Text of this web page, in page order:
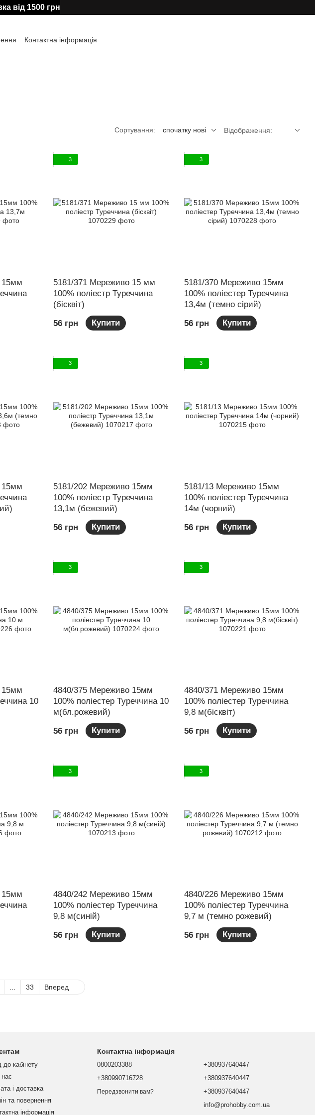
від 1500 грн
Контактна інформація
Сортування: спочатку нові Відображення:
15мм
3
5181/371 Мереживо 15 мм
100% поліестр Туреччина
(бісквіт)
56 грн
Купити
3
5181/370 Мереживо 15мм
100% поліестер Туреччина
13,4м (темно сірий)
56 грн
Купити
15мм
3
5181/202 Мереживо 15мм
100% поліестр Туреччина
13,1м (бежевий)
56 грн
Купити
3
5181/13 Мереживо 15мм
100% поліестер Туреччина
14м (чорний)
56 грн
Купити
15мм
10
3
4840/375 Мереживо 15мм
100% поліестер Туреччина 10
м(бл.рожевий)
56 грн
Купити
3
4840/371 Мереживо 15мм
100% поліестер Туреччина
9,8 м(бісквіт)
56 грн
Купити
15мм
3
4840/242 Мереживо 15мм
100% поліестер Туреччина
9,8 м(синій)
56 грн
Купити
3
4840/226 Мереживо 15мм
100% поліестер Туреччина
9,7 м (темно рожевий)
56 грн
Купити
33 Вперед
до кабінету
і доставка
та повернення
інформація
Контактна інформація
0800203388
+380990716728
Передзвонити вам?
+380937640447
+380937640447
+380937640447
info@prohobby.com.ua